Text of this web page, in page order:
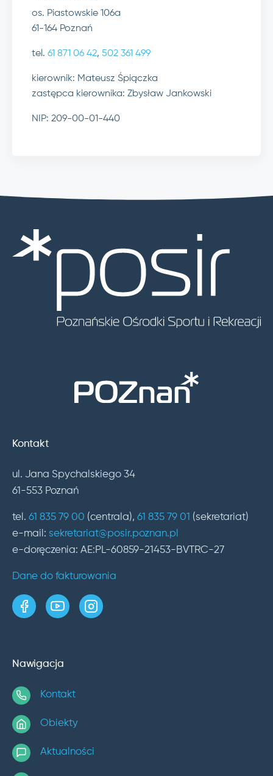
os. Piastowskie 106a
61-164 Poznań
tel. 61 871 06 42, 502 361 499
kierownik: Mateusz Śpiączka
zastępca kierownika: Zbysław Jankowski
NIP: 209-00-01-440
Kontakt
ul. Jana Spychalskiego 34
61-553 Poznań
tel. 61 835 79 00 (centrala), 61 835 79 01 (sekretariat)
e-mail: sekretariat@posir.poznan.pl
e-doręczenia: AE:PL-60859-21453-BVTRC-27
Dane do fakturowania
strona w serwisie Facebook
kanał w serwisie YouTube
profil w serwisie Instagram
Nawigacja
Kontakt
Obiekty
Aktualności